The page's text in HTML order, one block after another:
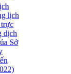
lịch
trực
dịch
Sở